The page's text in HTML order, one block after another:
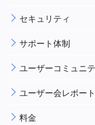
セキュリティ
サポート体制
ユーザーコミュニ
ユーザー会レポート
料金